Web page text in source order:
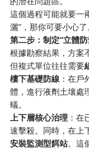
這個過程可能就要一
灑”，那你可要小心了
第二步：制定“立體防
根據勘察結果，方案
但複式單位往往需要
樓下基礎防線 ：在
體，進行液劑土壤處
蟻。
上下層核心治理 ：
速擊殺。同時，在上
安裝監測型餌站。這